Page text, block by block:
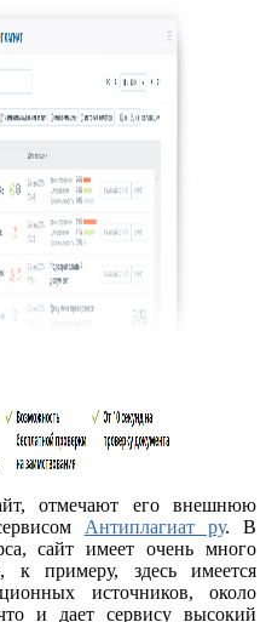
отмечают его внешнюю
Антиплагиат ру. В
сайт имеет очень много
к примеру, здесь имеется
источников, около
и дает сервису высокий